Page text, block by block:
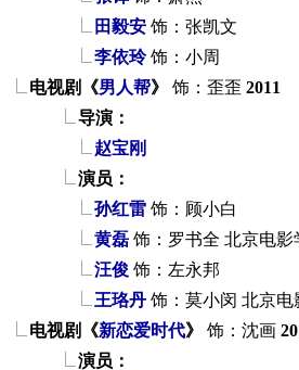
田毅安 饰：张凯文
李依玲 饰：小周
电视剧《男人帮》 饰：歪歪 2011
导演：
赵宝刚
演员：
孙红雷 饰：顾小白
黄磊 饰：罗书全 北京电影
汪俊 饰：左永邦
王珞丹 饰：莫小闵 北京电
电视剧《新恋爱时代》 饰：沈画
演员：